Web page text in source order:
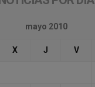
mayo 2010
X J V